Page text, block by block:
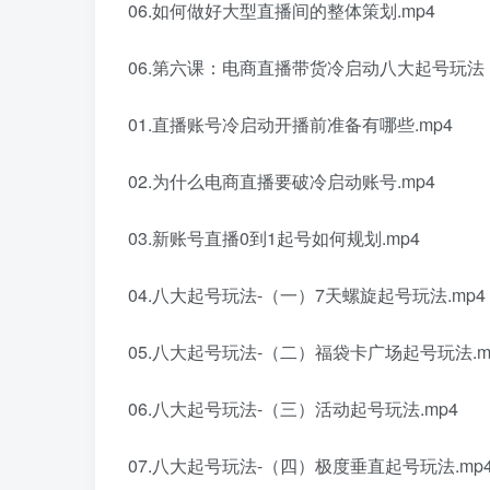
06.如何做好大型直播间的整体策划.mp4
06.第六课：电商直播带货冷启动八大起号玩法
01.直播账号冷启动开播前准备有哪些.mp4
02.为什么电商直播要破冷启动账号.mp4
03.新账号直播0到1起号如何规划.mp4
04.八大起号玩法-（一）7天螺旋起号玩法.mp4
05.八大起号玩法-（二）福袋卡广场起号玩法
06.八大起号玩法-（三）活动起号玩法.mp4
07.八大起号玩法-（四）极度垂直起号玩法